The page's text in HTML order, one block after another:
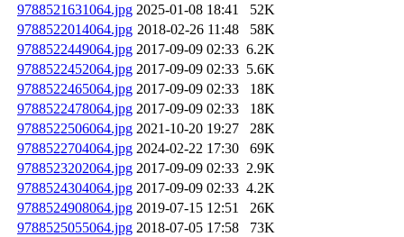
9788521631064.jpg 2025-01-08 18:41
52K
9788522014064.jpg 2018-02-26 11:48
58K
9788522449064.jpg 2017-09-09 02:33 6.2K
9788522452064.jpg 2017-09-09 02:33 5.6K
9788522465064.jpg 2017-09-09 02:33
18K
9788522478064.jpg 2017-09-09 02:33
18K
9788522506064.jpg 2021-10-20 19:27
28K
9788522704064.jpg 2024-02-22 17:30
69K
9788523202064.jpg 2017-09-09 02:33 2.9K
9788524304064.jpg 2017-09-09 02:33 4.2K
9788524908064.jpg 2019-07-15 12:51
26K
9788525055064.jpg 2018-07-05 17:58
73K